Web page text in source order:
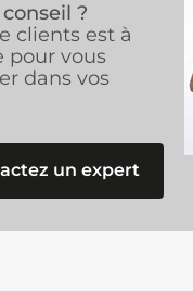
?
clients est à
pour vous
dans vos
un expert